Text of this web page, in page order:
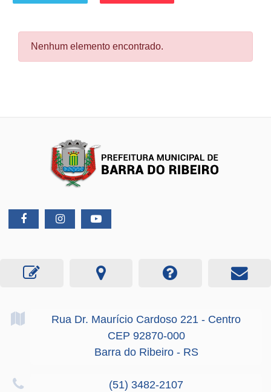
Nenhum elemento encontrado.
Rua Dr. Maurício Cardoso 221 - Centro
CEP 92870-000
Barra do Ribeiro - RS
(51) 3482-2107